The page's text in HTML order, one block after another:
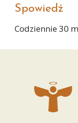
Spowiedź
Codziennie 30